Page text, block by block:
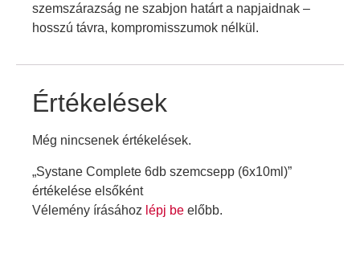
szemszárazság ne szabjon határt a napjaidnak –
hosszú távra, kompromisszumok nélkül.
Értékelések
Még nincsenek értékelések.
„Systane Complete 6db szemcsepp (6x10ml)”
értékelése elsőként
Vélemény írásához lépj be előbb.